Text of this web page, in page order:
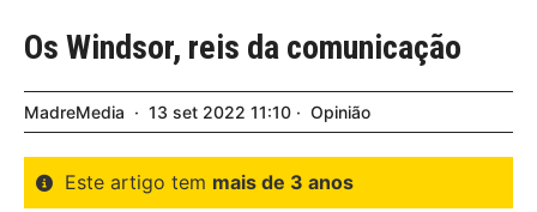
Os Windsor, reis da comunicação
MadreMedia 13 set 2022 11:10 Opinião
Este artigo tem mais de 3 anos